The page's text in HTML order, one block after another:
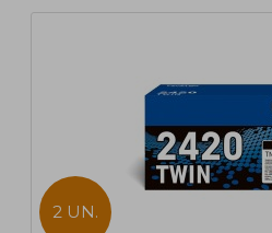
2 UN.